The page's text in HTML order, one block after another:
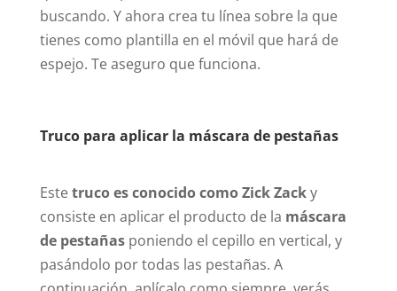
buscando. Y ahora crea tu línea sobre la que
tienes como plantilla en el móvil que hará de
espejo. Te aseguro que funciona.
Truco para aplicar la máscara de pestañas
Estetruco es conocido como Zick Zacky
consiste en aplicar el producto de la máscara
de pestañasponiendo el cepillo en vertical, y
pasándolo por todas las pestañas. A